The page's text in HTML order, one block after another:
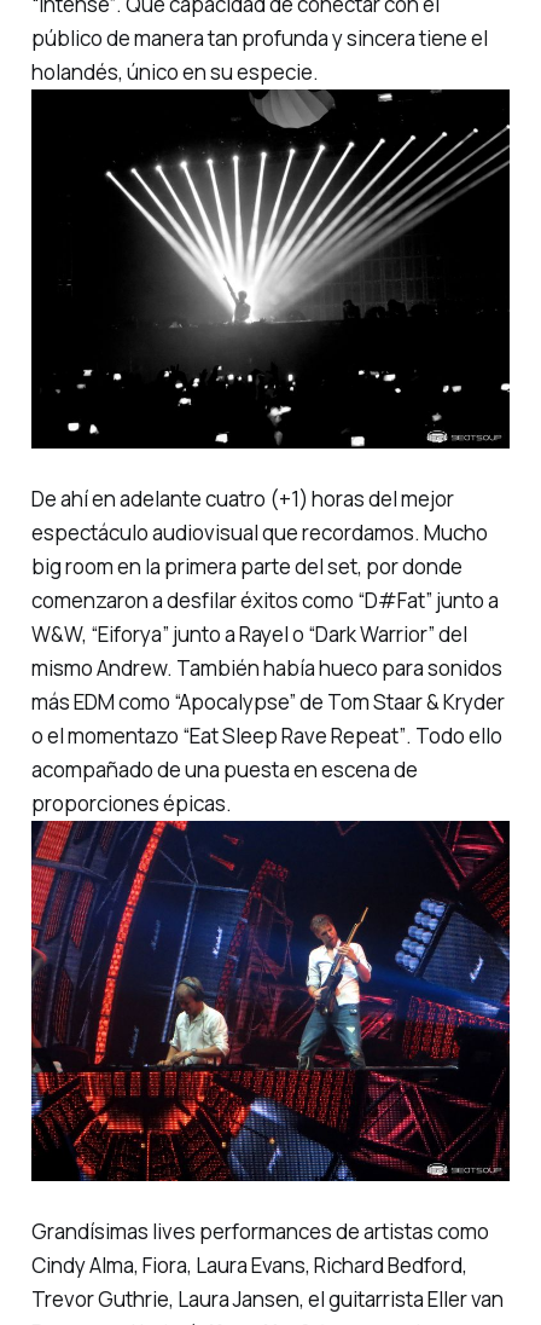
público de manera tan profunda y sincera tiene el
holandés, único en su especie.
De ahí en adelante cuatro (+1) horas del mejor
espectáculo audiovisual que recordamos. Mucho
big room en la primera parte del set, por donde
comenzaron a desfilar éxitos como “D#Fat” junto a
W&W, “Eiforya” junto a Rayel o “Dark Warrior”del
mismo Andrew. También había hueco para sonidos
más EDM como “Apocalypse”de Tom Staar & Kryder
o el momentazo “Eat Sleep Rave Repeat”. Todo ello
acompañado de una puesta en escena de
proporciones épicas.
Grandísimas lives performancesde artistas como
Cindy Alma, Fiora, Laura Evans, Richard Bedford,
Trevor Guthrie, Laura Jansen, el guitarrista Eller van